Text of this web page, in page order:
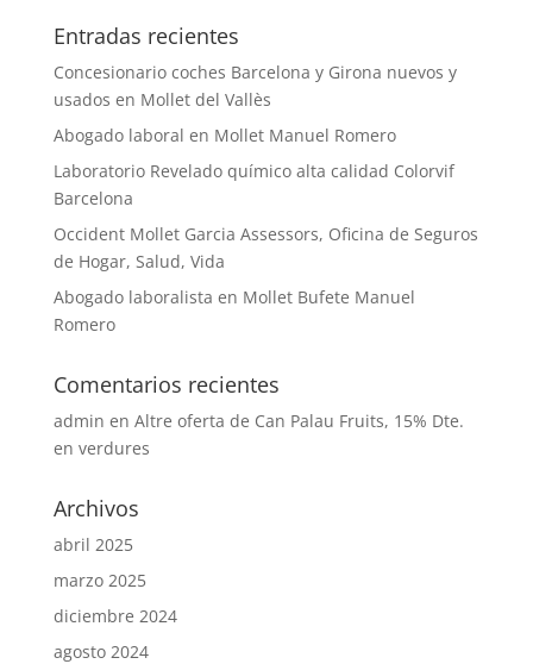
Entradas recientes
Concesionario coches Barcelona y Girona nuevos y
usados en Mollet del Vallès
Abogado laboral en Mollet Manuel Romero
Laboratorio Revelado químico alta calidad Colorvif
Barcelona
Occident Mollet Garcia Assessors, Oficina de Seguros
de Hogar, Salud, Vida
Abogado laboralista en Mollet Bufete Manuel
Romero
Comentarios recientes
admin en Altre oferta de Can Palau Fruits, 15% Dte.
en verdures
Archivos
abril 2025
marzo 2025
diciembre 2024
agosto 2024